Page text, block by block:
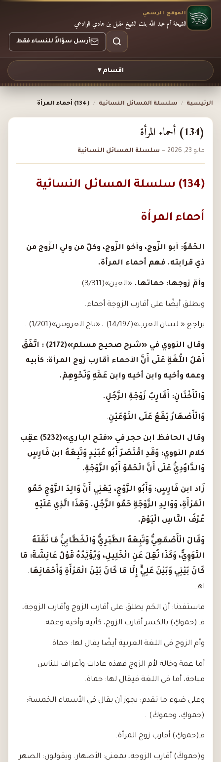
الموقع الرسمي
الشيخة أم عبد الله بنت الشيخ مقبل بن هادي الوادعي
أرسل سؤالاً للنساء فقط
اقسام ▾
الرئيسية / سلسلة المسائل النسائية / (134) أحماء المرأة
(134) أحماء المرأة
مايو 23, 2026 — سلسلة المسائل النسائية
(134) سلسلة المسائل النسائية
أحماء المرأة
الحَمْوُ: أبو الزّوج، وأخو الزّوج، وكلّ من ولي الزّوج من
ذي قرابته. فهم أحماء المرأة.
وأمّ زوجها: حماتها. «العين»(3/311) .
ويطلق أيضًا على أقارب الزوجة أحماء.
يراجع « لسان العرب»(14/197) ، «تاج العروس»(1/201) .
وقال النووي في «شرح صحيح مسلم»(2172) : اتَّفَقَ
أَهْلُ اللُّغَةِ عَلَى أَنَّ الأحماء أقارب زوج المرأة: كأبيه
وعمه وأخيه وابن أخيه وابن عَمِّهِ وَنَحْوِهِمْ.
وَالْأَخْتَانِ: أَقَارِبُ زَوْجَةِ الرَّجُلِ.
وَالْأَصْهَارُ يَقَعُ عَلَى النَّوْعَيْنِ.
وقال الحافظ ابن حجر في «فتح الباري»(5232) عقِب
كلام النووي: وَقَدِ اقْتَصَرَ أَبُو عُبَيْدٍ وَتَبِعَهُ ابن فَارِسٍ
وَالدَّاوُدِيُّ عَلَى أَنَّ الْحَمْوَ أَبُو الزَّوْجَةِ.
زَاد ابن فَارِسٍ: وَأَبُو الزَّوْجِ، يَعْنِي أَنَّ وَالِدَ الزَّوْجِ حَمُو
الْمَرْأَةِ، وَوَالِدِ الزَّوْجَةِ حَمُو الرَّجُلِ. وَهَذَا الَّذِي عَلَيْهِ
عُرْفُ النَّاسِ الْيَوْمَ.
وَقَالَ الْأَصْمَعِيُّ وَتَبِعَهُ الطَّبَرِيُّ وَالْخَطَّابِيُّ مَا نَقَلَهُ
النَّوَوِيُّ، وَكَذَا نُقِلَ عَنِ الْخَلِيلِ، وَيُؤَيِّدُهُ قَوْلُ عَائِشَةَ: مَا
كَانَ بَيْنِي وَبَيْنَ عَلِيٍّ إِلَّا مَا كَانَ بَيْنَ الْمَرْأَةِ وَأَحْمَائِهَا .
اهـ.
فاستفدنا: أن الحَم يطلق على أقارب الزوج وأقارب الزوجة،
فـ (حموكِ) بالكسر أقارب الزوج، كأبيه وأخيه وعمه.
وأم الزوج في اللغة العربية أيضًا يقال لها: حماة.
أما عمة وخالة لأم الزوج فهذه عادات وأعراف للناس
مباحة، أما في اللغة فيقال لها: حماة.
وعلى ضوء ما تقدم: يجوز أن يقال في الأسماء الخمسة:
(حموكِ، وحموكَ) .
فـ(حموكِ) أقارب زوج المرأة.
و(حموكَ) أقارب الزوجة، بمعنى: الأصهار. ويقولون: الصهر